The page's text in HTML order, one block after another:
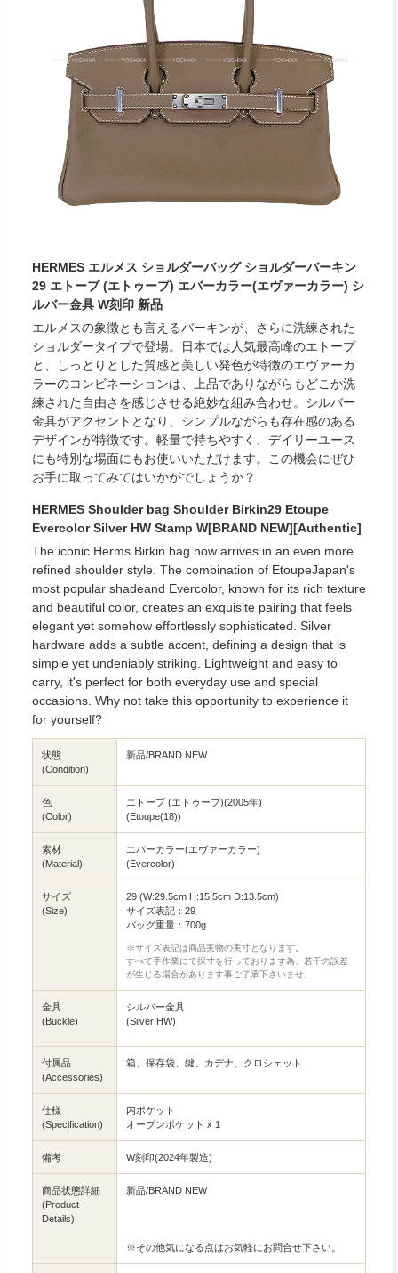
HERMES エルメス ショルダーバッグ ショルダーバーキン
29 エトープ (エトゥープ) エバーカラー(エヴァーカラー) シ
ルバー金具 W刻印 新品
エルメスの象徴とも言えるバーキンが、さらに洗練された
ショルダータイプで登場。日本では人気最高峰のエトープ
と、しっとりとした質感と美しい発色が特徴のエヴァーカ
ラーのコンビネーションは、上品でありながらもどこか洗
練された自由さを感じさせる絶妙な組み合わせ。シルバー
金具がアクセントとなり、シンプルながらも存在感のある
デザインが特徴です。軽量で持ちやすく、デイリーユース
にも特別な場面にもお使いいただけます。この機会にぜひ
お手に取ってみてはいかがでしょうか？
HERMES Shoulder bag Shoulder Birkin29 Etoupe
Evercolor Silver HW Stamp W[BRAND NEW][Authentic]
The iconic Herms Birkin bag now arrives in an even more
refined shoulder style. The combination of EtoupeJapan's
most popular shadeand Evercolor, known for its rich texture
and beautiful color, creates an exquisite pairing that feels
elegant yet somehow effortlessly sophisticated. Silver
hardware adds a subtle accent, defining a design that is
simple yet undeniably striking. Lightweight and easy to
carry, it's perfect for both everyday use and special
occasions. Why not take this opportunity to experience it
for yourself?
状態
(Condition)
新品/BRAND NEW
色
(Color)
エトープ (エトゥープ)(2005年)
(Etoupe(18))
素材
(Material)
エバーカラー(エヴァーカラー)
(Evercolor)
サイズ
(Size)
29 (W:29.5cm H:15.5cm D:13.5cm)
サイズ表記：29
バッグ重量：700g
※サイズ表記は商品実物の実寸となります。
すべて手作業にて採寸を行っております為、若干の誤差
が生じる場合があります事ご了承下さいませ。
金具
(Buckle)
シルバー金具
(Silver HW)
付属品
(Accessories)
箱、保存袋、鍵、カデナ、クロシェット
仕様
(Specification)
内ポケット
オープンポケット x 1
備考 W刻印(2024年製造)
商品状態詳細
(Product
Details)
新品/BRAND NEW
※その他気になる点はお気軽にお問合せ下さい。